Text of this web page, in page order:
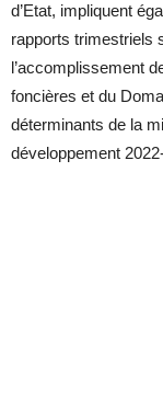
d’Etat, impliquent
rapports trimestriels
l’accomplissement
foncières et du
déterminants de la
développement